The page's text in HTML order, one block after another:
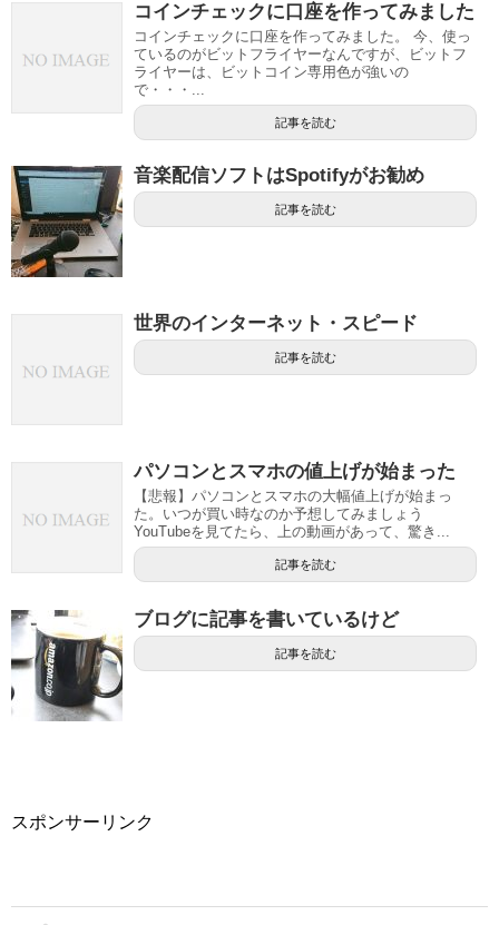
コインチェックに口座を作ってみました
コインチェックに口座を作ってみました。 今、使っ
ているのがビットフライヤーなんですが、ビットフ
ライヤーは、ビットコイン専用色が強いの
で・・・...
記事を読む
音楽配信ソフトはSpotifyがお勧め
記事を読む
世界のインターネット・スピード
記事を読む
パソコンとスマホの値上げが始まった
【悲報】パソコンとスマホの大幅値上げが始まっ
た。いつが買い時なのか予想してみましょう
YouTubeを見てたら、上の動画があって、驚き...
記事を読む
ブログに記事を書いているけど
記事を読む
スポンサーリンク